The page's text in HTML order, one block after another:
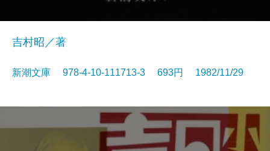
吉村昭／著
新潮文庫 978-4-10-111713-3 693円 1982/11/29